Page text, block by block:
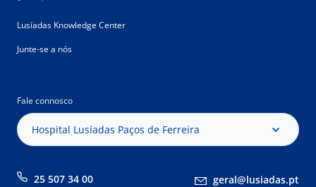
Lusíadas Knowledge Center
Junte-se a nós
Fale connosco
Hospital Lusíadas Paços de Ferreira
25 507 34 00 geral@lusiadas.pt